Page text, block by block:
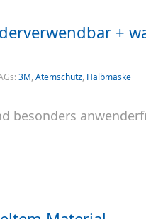
+
3M, Atemschutz, Halbmaske
besonders